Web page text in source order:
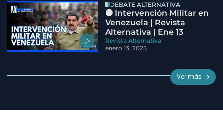
DEBATE ALTERNATIVA
🔵 Intervención Militar en
Venezuela | Revista
Alternativa | Ene 13
Revista Alternativa
enero 13, 2025
Ver más